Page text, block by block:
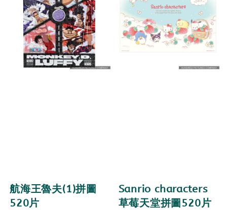
航海王魯夫(1)拼圖
520片
Sanrio characters
草莓天堂拼圖520片